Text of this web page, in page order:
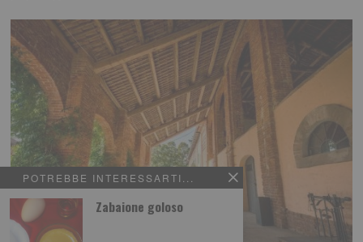
POTREBBE INTERESSARTI...
Zabaione goloso